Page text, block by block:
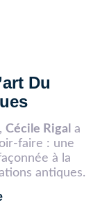
Du
Cécile Rigal a
faire : une
à la
antiques.